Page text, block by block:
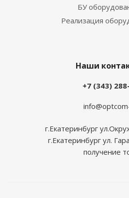
БУ
Реализация
Наши
+7 (343)
г.Екатеринбург
г.Екатеринбург ул.
получение